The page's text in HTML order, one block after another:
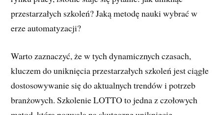
przestarzałych szkoleń? Jaką metodę nauki wybrać w
erze automatyzacji?
Warto zaznaczyć, że w tych dynamicznych czasach,
kluczem do uniknięcia przestarzałych szkoleń jest ciągłe
dostosowywanie się do aktualnych trendów i potrzeb
branżowych. Szkolenie LOTTO to jedna z czołowych